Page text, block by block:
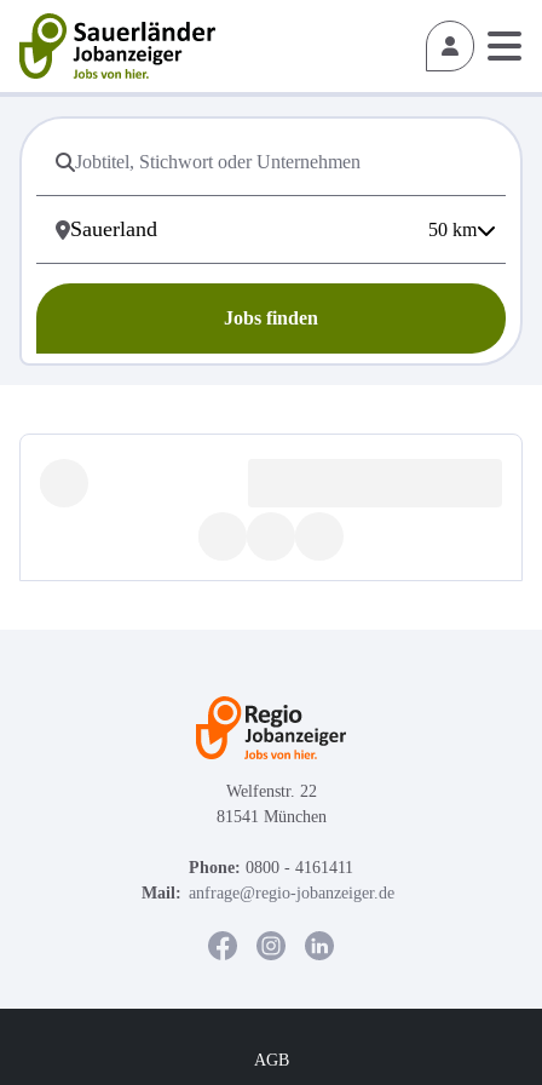
50 km
Jobs finden
Welfenstr. 22
81541 München
Phone: 0800 - 4161411
Mail: anfrage@regio-jobanzeiger.de
AGB